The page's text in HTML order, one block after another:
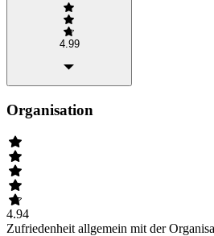
4.99
Organisation
4.94
Zufriedenheit allgemein mit der